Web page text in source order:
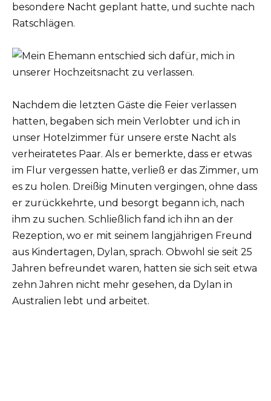
besondere Nacht geplant hatte, und suchte nach
Ratschlägen.
Nachdem die letzten Gäste die Feier verlassen
hatten, begaben sich mein Verlobter und ich in
unser Hotelzimmer für unsere erste Nacht als
verheiratetes Paar. Als er bemerkte, dass er etwas
im Flur vergessen hatte, verließ er das Zimmer, um
es zu holen. Dreißig Minuten vergingen, ohne dass
er zurückkehrte, und besorgt begann ich, nach
ihm zu suchen. Schließlich fand ich ihn an der
Rezeption, wo er mit seinem langjährigen Freund
aus Kindertagen, Dylan, sprach. Obwohl sie seit 25
Jahren befreundet waren, hatten sie sich seit etwa
zehn Jahren nicht mehr gesehen, da Dylan in
Australien lebt und arbeitet.